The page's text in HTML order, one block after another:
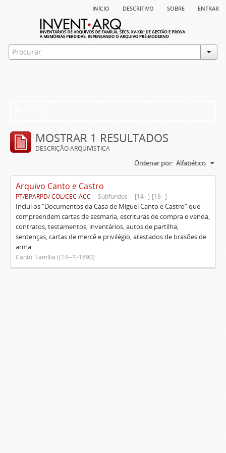
início descritivo sobre entrar
MOSTRAR 1 RESULTADOS
DESCRIÇÃO ARQUIVÍSTICA
Ordenar por: Alfabético
Arquivo Canto e Castro
PT/BPARPD/ COL/CEC-ACC Subfundos [14--]-[18--]
Inclui os “Documentos da Casa de Miguel Canto e Castro” que
compreendem cartas de sesmaria, escrituras de compra e venda,
contratos, testamentos, inventários, autos de partilha,
sentenças, cartas de mercê e privilégio, atestados de brasões de
arma...
Canto. Família ([14--?]-1890)